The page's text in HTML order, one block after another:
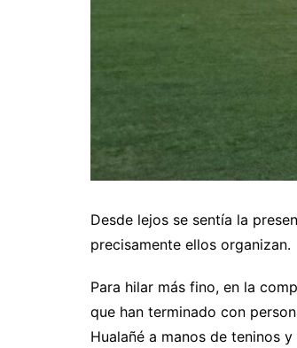
Desde lejos se sentía la
precisamente ellos organizan.
Para hilar más fino, en la
que han terminado con
Hualañé a manos de teninos